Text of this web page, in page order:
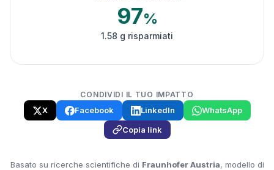
97%
1.58 g risparmiati
CONDIVIDI IL TUO IMPATTO
X Facebook LinkedIn
WhatsApp
Copia link
Basato su ricerche scientifiche di Fraunhofer Austria, modello di